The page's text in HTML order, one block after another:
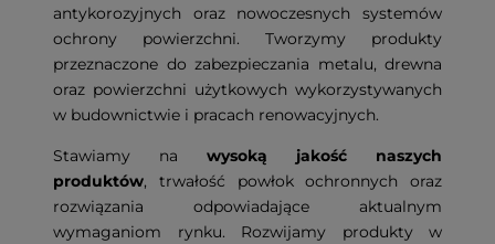
antykorozyjnych oraz nowoczesnych systemów
ochrony powierzchni. Tworzymy produkty
przeznaczone do zabezpieczania metalu, drewna
oraz powierzchni użytkowych wykorzystywanych
w budownictwie i pracach renowacyjnych.
Stawiamy na wysoką jakość naszych
produktów, trwałość powłok ochronnych oraz
rozwiązania odpowiadające aktualnym
wymaganiom rynku. Rozwijamy produkty w